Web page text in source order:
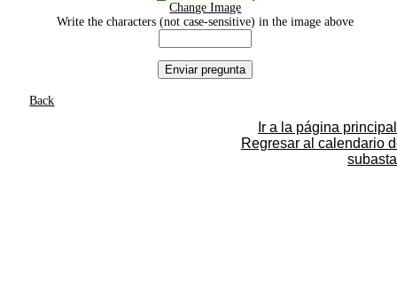
Change Image
Write the characters (not case-sensitive) in the image above
Back
Ir a la página principal
Regresar al calendario